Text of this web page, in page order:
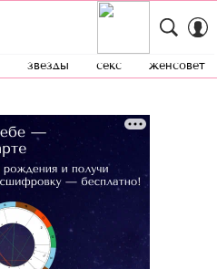
звезды секс женсовет